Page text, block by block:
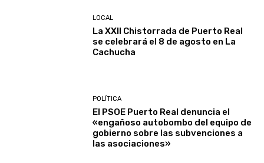
LOCAL
La XXII Chistorrada de Puerto Real
se celebrará el 8 de agosto en La
Cachucha
POLÍTICA
El PSOE Puerto Real denuncia el
«engañoso autobombo del equipo de
gobierno sobre las subvenciones a
las asociaciones»